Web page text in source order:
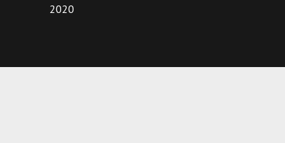
2020